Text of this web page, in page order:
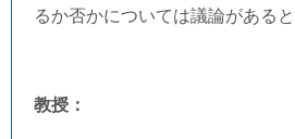
るか否かについては議論があると
教授：